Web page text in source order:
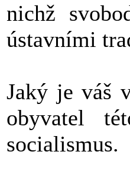
nichž
ústavními
Jaký je váš
obyvatel
socialismus.